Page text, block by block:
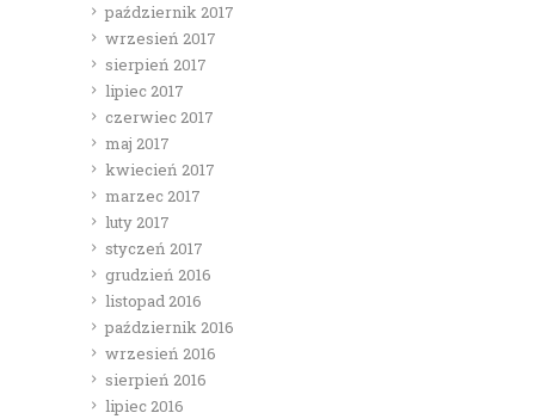
październik 2017
wrzesień 2017
sierpień 2017
lipiec 2017
czerwiec 2017
maj 2017
kwiecień 2017
marzec 2017
luty 2017
styczeń 2017
grudzień 2016
listopad 2016
październik 2016
wrzesień 2016
sierpień 2016
lipiec 2016